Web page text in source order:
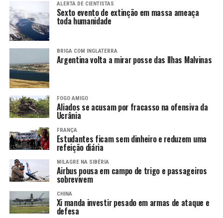
ALERTA DE CIENTISTAS
Sexto evento de extinção em massa ameaça
toda humanidade
BRIGA COM INGLATERRA
Argentina volta a mirar posse das Ilhas Malvinas
FOGO AMIGO
Aliados se acusam por fracasso na ofensiva da
Ucrânia
FRANÇA
Estudantes ficam sem dinheiro e reduzem uma
refeição diária
MILAGRE NA SIBÉRIA
Airbus pousa em campo de trigo e passageiros
sobrevivem
CHINA
Xi manda investir pesado em armas de ataque e
defesa